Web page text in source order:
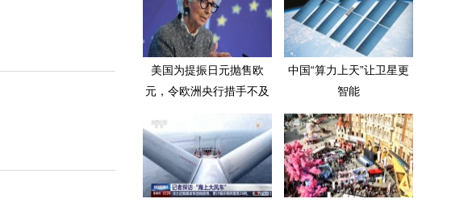
美国为提振日元抛售欧
元，令欧洲央行措手不及
中国“算力上天”让卫星更
智能